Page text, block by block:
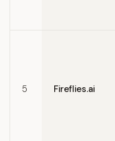
5 Fireflies.ai